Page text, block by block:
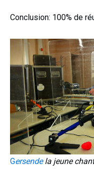
Conclusion: 100% de
Gersendela jeune